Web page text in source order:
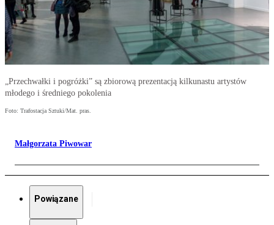
„Przechwałki i pogróżki” są zbiorową prezentacją kilkunastu artystów
młodego i średniego pokolenia
Foto: Trafostacja Sztuki/Mat. pras.
Małgorzata Piwowar
Powiązane